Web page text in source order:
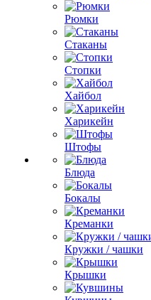
Рюмки
Стаканы
Стопки
Хайбол
Харикейн
Штофы
Блюда
Бокалы
Креманки
Кружки / чашки
Крышки